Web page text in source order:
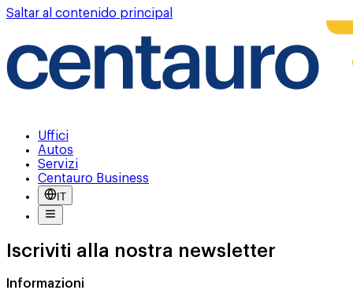
Saltar al contenido principal
Uffici
Autos
Servizi
Centauro Business
IT
Iscriviti alla nostra newsletter
Informazioni